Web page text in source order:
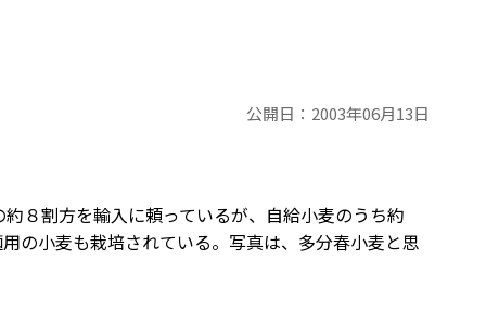
公開日： 2003年06月13日
８割方を輸入に頼っているが、自給小麦のうち約
の小麦も栽培されている。写真は、多分春小麦と思